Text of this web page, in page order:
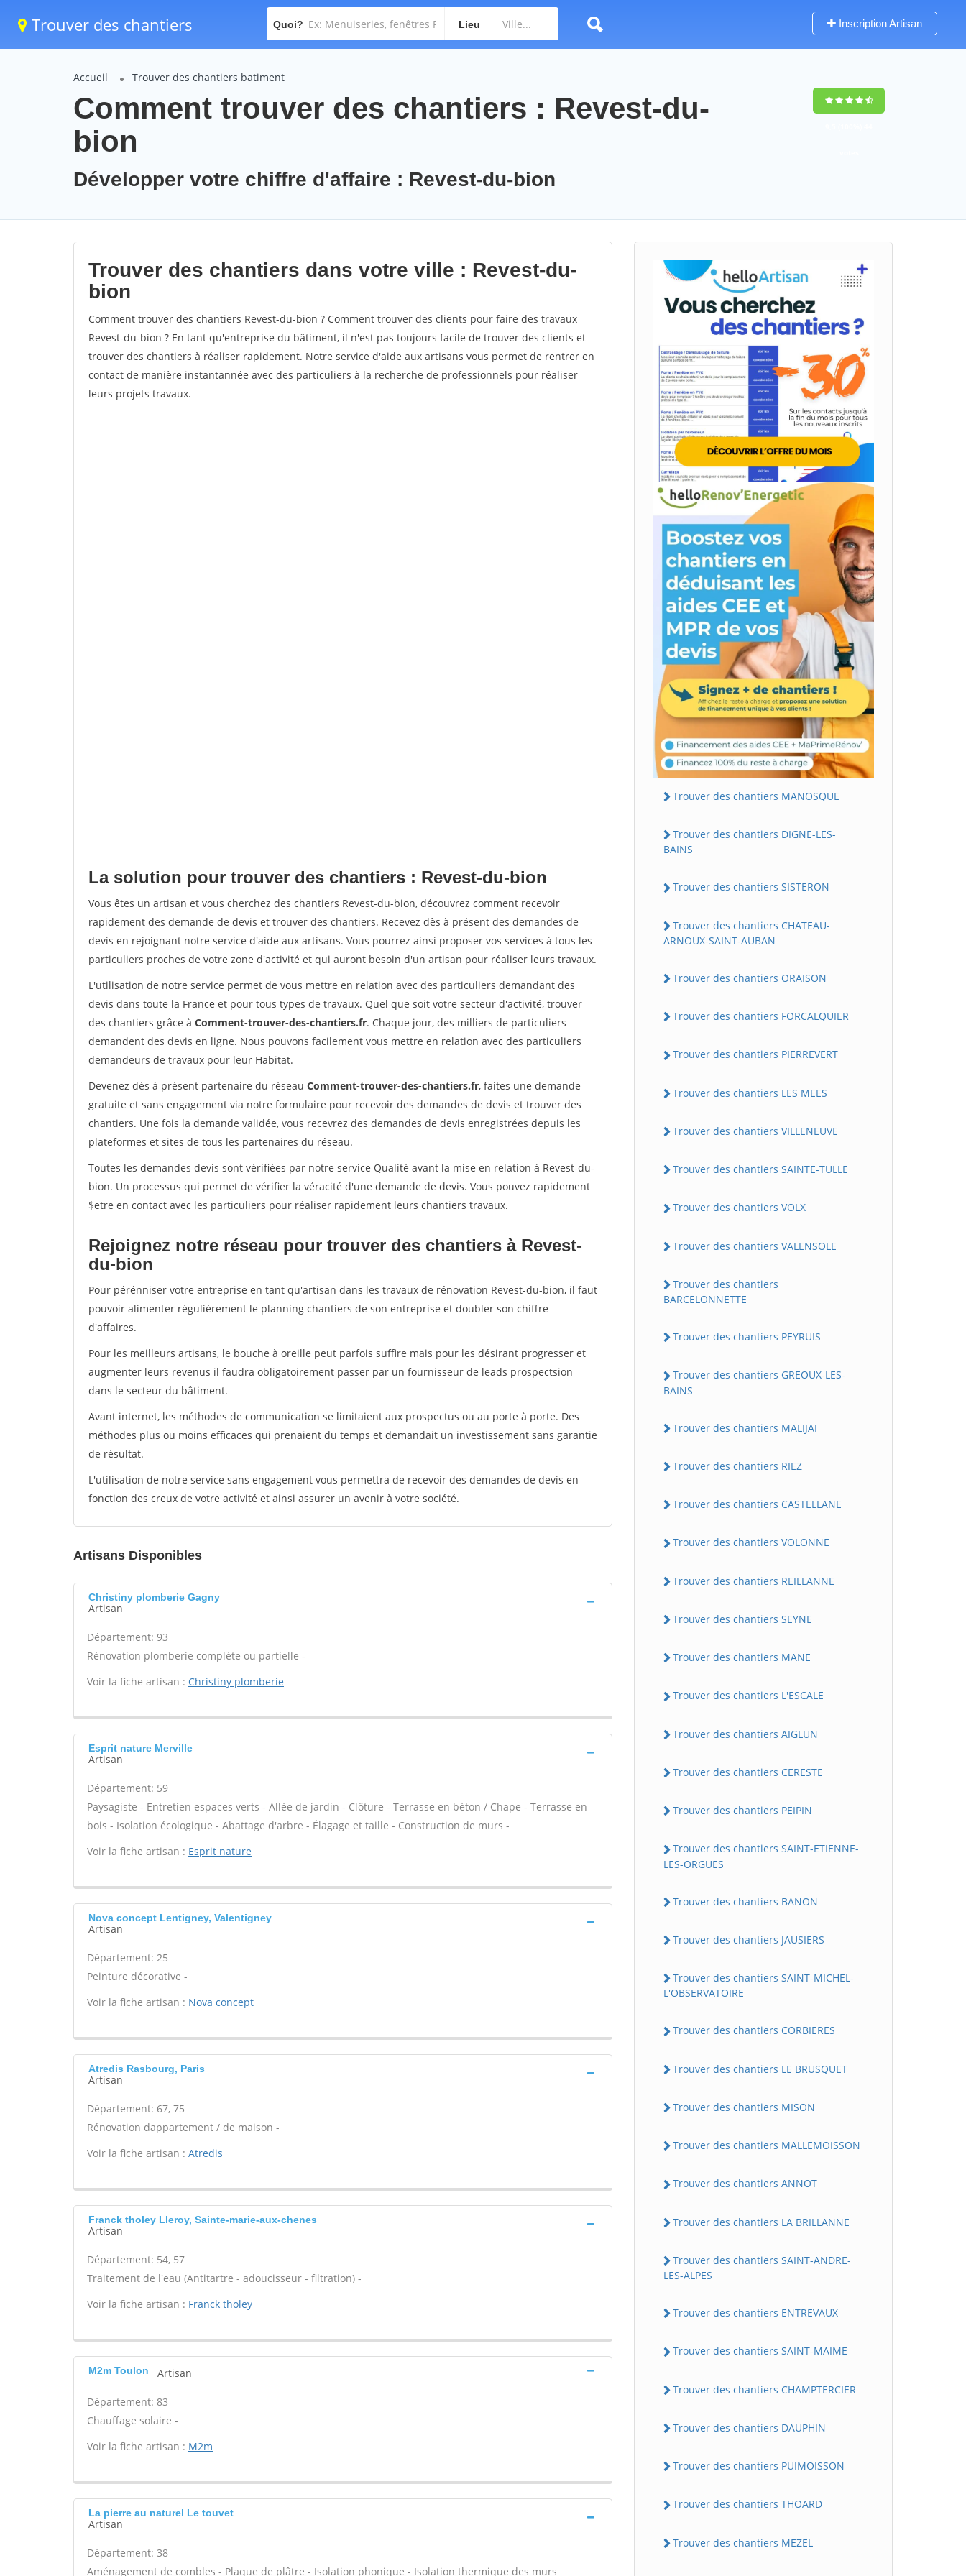
Trouver des chantiers Quoi? Lieu Inscription Artisan
Accueil Trouver des chantiers batiment
Comment trouver des chantiers : Revest-du-
bion
Développer votre chiffre d'affaire : Revest-du-bion
Trouver des chantiers dans votre ville : Revest-du-
bion
Comment trouver des chantiers Revest-du-bion ? Comment trouver des clients pour faire des travaux
Revest-du-bion ? En tant qu'entreprise du bâtiment, il n'est pas toujours facile de trouver des clients et
trouver des chantiers à réaliser rapidement. Notre service d'aide aux artisans vous permet de rentrer en
contact de manière instantannée avec des particuliers à la recherche de professionnels pour réaliser
leurs projets travaux.
La solution pour trouver des chantiers : Revest-du-bion
Vous êtes un artisan et vous cherchez des chantiers Revest-du-bion, découvrez comment recevoir
rapidement des demande de devis et trouver des chantiers. Recevez dès à présent des demandes de
devis en rejoignant notre service d'aide aux artisans. Vous pourrez ainsi proposer vos services à tous les
particuliers proches de votre zone d'activité et qui auront besoin d'un artisan pour réaliser leurs travaux.
L'utilisation de notre service permet de vous mettre en relation avec des particuliers demandant des
devis dans toute la France et pour tous types de travaux. Quel que soit votre secteur d'activité, trouver
des chantiers grâce à Comment-trouver-des-chantiers.fr. Chaque jour, des milliers de particuliers
demandent des devis en ligne. Nous pouvons facilement vous mettre en relation avec des particuliers
demandeurs de travaux pour leur Habitat.
Devenez dès à présent partenaire du réseau Comment-trouver-des-chantiers.fr, faites une demande
gratuite et sans engagement via notre formulaire pour recevoir des demandes de devis et trouver des
chantiers. Une fois la demande validée, vous recevrez des demandes de devis enregistrées depuis les
plateformes et sites de tous les partenaires du réseau.
Toutes les demandes devis sont vérifiées par notre service Qualité avant la mise en relation à Revest-du-
bion. Un processus qui permet de vérifier la véracité d'une demande de devis. Vous pouvez rapidement
$etre en contact avec les particuliers pour réaliser rapidement leurs chantiers travaux.
Rejoignez notre réseau pour trouver des chantiers à Revest-
du-bion
Pour pérénniser votre entreprise en tant qu'artisan dans les travaux de rénovation Revest-du-bion, il faut
pouvoir alimenter régulièrement le planning chantiers de son entreprise et doubler son chiffre
d'affaires.
Pour les meilleurs artisans, le bouche à oreille peut parfois suffire mais pour les désirant progresser et
augmenter leurs revenus il faudra obligatoirement passer par un fournisseur de leads prospectsion
dans le secteur du bâtiment.
Avant internet, les méthodes de communication se limitaient aux prospectus ou au porte à porte. Des
méthodes plus ou moins efficaces qui prenaient du temps et demandait un investissement sans garantie
de résultat.
L'utilisation de notre service sans engagement vous permettra de recevoir des demandes de devis en
fonction des creux de votre activité et ainsi assurer un avenir à votre société.
Artisans Disponibles
Christiny plomberie Gagny
Artisan
Département: 93
Rénovation plomberie complète ou partielle -
Voir la fiche artisan : Christiny plomberie
Esprit nature Merville
Artisan
Département: 59
Paysagiste - Entretien espaces verts - Allée de jardin - Clôture - Terrasse en béton / Chape - Terrasse en
bois - Isolation écologique - Abattage d'arbre - Élagage et taille - Construction de murs -
Voir la fiche artisan : Esprit nature
Nova concept Lentigney, Valentigney
Artisan
Département: 25
Peinture décorative -
Voir la fiche artisan : Nova concept
Atredis Rasbourg, Paris
Artisan
Département: 67, 75
Rénovation dappartement / de maison -
Voir la fiche artisan : Atredis
Franck tholey Lleroy, Sainte-marie-aux-chenes
Artisan
Département: 54, 57
Traitement de l'eau (Antitartre - adoucisseur - filtration) -
Voir la fiche artisan : Franck tholey
M2m Toulon Artisan
Département: 83
Chauffage solaire -
Voir la fiche artisan : M2m
La pierre au naturel Le touvet
Artisan
Département: 38
Aménagement de combles - Plaque de plâtre - Isolation phonique - Isolation thermique des murs
Trouver des chantiers MANOSQUE
Trouver des chantiers DIGNE-LES-
BAINS
Trouver des chantiers SISTERON
Trouver des chantiers CHATEAU-
ARNOUX-SAINT-AUBAN
Trouver des chantiers ORAISON
Trouver des chantiers FORCALQUIER
Trouver des chantiers PIERREVERT
Trouver des chantiers LES MEES
Trouver des chantiers VILLENEUVE
Trouver des chantiers SAINTE-TULLE
Trouver des chantiers VOLX
Trouver des chantiers VALENSOLE
Trouver des chantiers
BARCELONNETTE
Trouver des chantiers PEYRUIS
Trouver des chantiers GREOUX-LES-
BAINS
Trouver des chantiers MALIJAI
Trouver des chantiers RIEZ
Trouver des chantiers CASTELLANE
Trouver des chantiers VOLONNE
Trouver des chantiers REILLANNE
Trouver des chantiers SEYNE
Trouver des chantiers MANE
Trouver des chantiers L'ESCALE
Trouver des chantiers AIGLUN
Trouver des chantiers CERESTE
Trouver des chantiers PEIPIN
Trouver des chantiers SAINT-ETIENNE-
LES-ORGUES
Trouver des chantiers BANON
Trouver des chantiers JAUSIERS
Trouver des chantiers SAINT-MICHEL-
L'OBSERVATOIRE
Trouver des chantiers CORBIERES
Trouver des chantiers LE BRUSQUET
Trouver des chantiers MISON
Trouver des chantiers MALLEMOISSON
Trouver des chantiers ANNOT
Trouver des chantiers LA BRILLANNE
Trouver des chantiers SAINT-ANDRE-
LES-ALPES
Trouver des chantiers ENTREVAUX
Trouver des chantiers SAINT-MAIME
Trouver des chantiers CHAMPTERCIER
Trouver des chantiers DAUPHIN
Trouver des chantiers PUIMOISSON
Trouver des chantiers THOARD
Trouver des chantiers MEZEL